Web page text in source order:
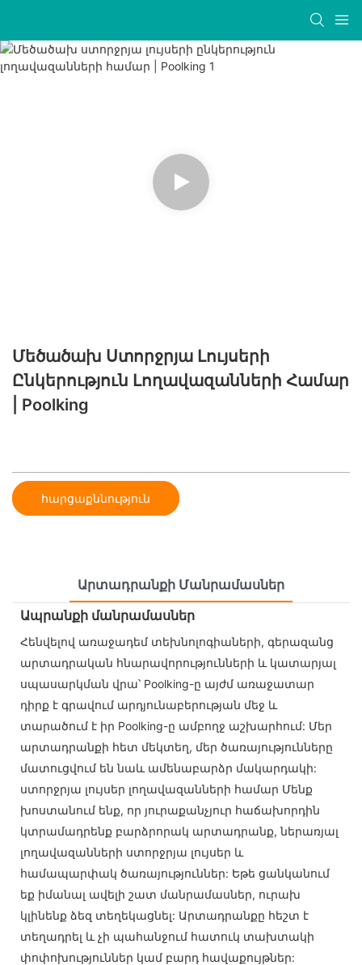
Մեծածախ Ստորջրյա Լույսերի
Ընկերություն Լողավազանների Համար
| Poolking
հարցաքննություն
Արտադրանքի Մանրամասներ
Ապրանքի մանրամասներ
Հենվելով առաջադեմ տեխնոլոգիաների, գերազանց
արտադրական հնարավորությունների և կատարյալ
սպասարկման վրա՝ Poolking-ը այժմ առաջատար
դիրք է գրավում արդյունաբերության մեջ և
տարածում է իր Poolking-ը ամբողջ աշխարհում: Մեր
արտադրանքի հետ մեկտեղ, մեր ծառայությունները
մատուցվում են նաև ամենաբարձր մակարդակի:
ստորջրյա լույսեր լողավազանների համար Մենք
խոստանում ենք, որ յուրաքանչյուր հաճախորդին
կտրամադրենք բարձրորակ արտադրանք, ներառյալ
լողավազանների ստորջրյա լույսեր և
համապարփակ ծառայություններ: Եթե ցանկանում
եք իմանալ ավելի շատ մանրամասներ, ուրախ
կլինենք ձեզ տեղեկացնել: Արտադրանքը հեշտ է
տեղադրել և չի պահանջում հատուկ տախտակի
փոփոխություններ կամ բարդ հավաքույթներ: